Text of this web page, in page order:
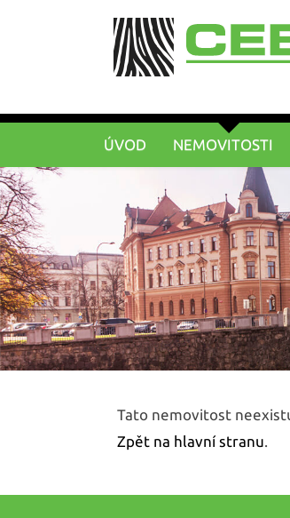
ÚVOD NEMOVITOSTI
Tato nemovitost
Zpět na hlavní stranu.